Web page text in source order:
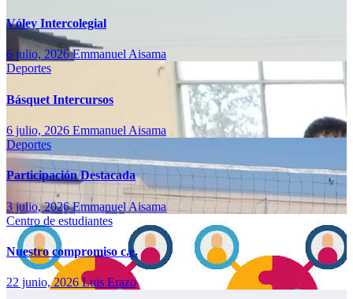
Vóley Intercolegial
6 julio, 2026Emmanuel Aisama
Deportes
Básquet Intercursos
6 julio, 2026 Emmanuel Aisama
Deportes
Participación Destacada
3 julio, 2026Emmanuel Aisama
Centro de estudiantes
Nuestro compromiso c.e.
22 junio, 2026Luis Erazo